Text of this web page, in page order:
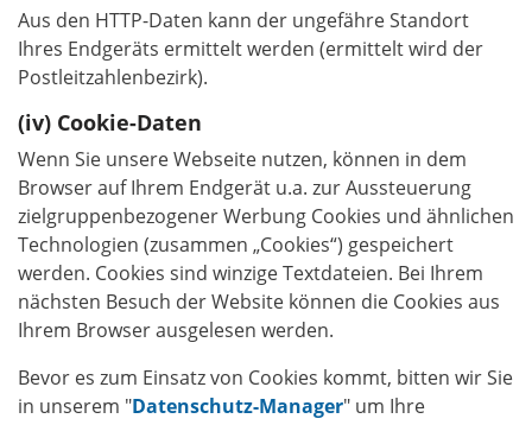
Aus den HTTP-Daten kann der ungefähre Standort
Ihres Endgeräts ermittelt werden (ermittelt wird der
Postleitzahlenbezirk).
Cookie-Daten
Wenn Sie unsere Webseite nutzen, können in dem
Browser auf Ihrem Endgerät u.a. zur Aussteuerung
zielgruppenbezogener Werbung Cookies und ähnlichen
Technologien (zusammen „Cookies“) gespeichert
werden. Cookies sind winzige Textdateien. Bei Ihrem
nächsten Besuch der Website können die Cookies aus
Ihrem Browser ausgelesen werden.
Bevor es zum Einsatz von Cookies kommt, bitten wir Sie
in unserem "Datenschutz-Manager" um Ihre